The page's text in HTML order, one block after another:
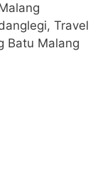
Travel
Batu Malang